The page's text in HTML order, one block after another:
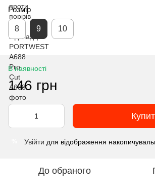
Розмір
8 9 10
В наявності
146 грн
Увійти для відображення
До обраного